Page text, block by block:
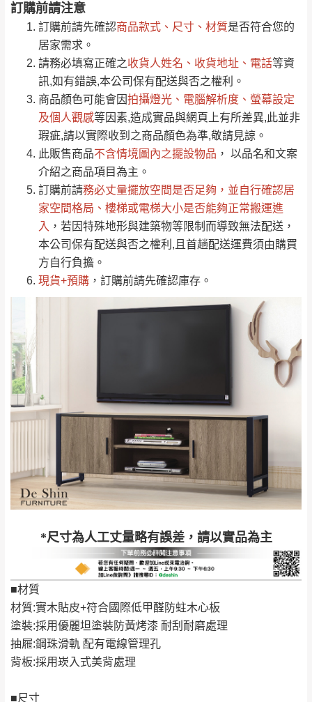
訂購前請注意
訂購前請先確認商品款式、尺寸、材質是否符合您的
居家需求。
請務必填寫正確之收貨人姓名、收貨地址、電話等資
訊,如有錯誤,本公司保有配送與否之權利。
商品顏色可能會因拍攝燈光、電腦解析度、螢幕設定
及個人觀感等因素,造成實品與網頁上有所差異,此並非
瑕疵,請以實際收到之商品顏色為準,敬請見諒。
此販售商品不含情境圖內之擺設物品 ， 以品名和文案
介紹之商品項目為主。
訂購前請務必丈量擺放空間是否足夠 ，並自行確認居
家空間格局、 樓梯或電梯大小是否能夠正常搬運進
入 ，若因特殊地形與建築物等限制而導致無法配送，
本公司保有配送與否之權利,且首趟配送運費須由購買
方自行負擔。
現貨+預購 ，訂購前請先確認庫存。
*尺寸為人工丈量略有誤差，請以實品為主
■材質
材質:實木貼皮+符合國際低甲醛防蛀木心板
塗裝:採用優麗坦塗裝防黃烤漆 耐刮耐磨處理
抽屜:鋼珠滑軌 配有電線管理孔
背板:採用崁入式美背處理
■尺寸
運 費 說 明
運送地區 運送費用
偏遠地區
（請先線上詢問 LINE
→@dershin ）
桃園
免 運
費
＊A108產品另收運費
復興鄉
新竹
峨眉鄉、五峰鄉、
橫山、北埔鄉、尖
石鄉、寶山鄉山
區、新埔山區、芎
無
新北
雙溪、貢寮、烏
來、平溪、九份、
石門、林口 下福
里、新店山區、三
峽山區、石碇、坪
林、福隆、淡水山
區、北投湖山路、
深坑山區
基隆
$ 9,000以上：免
$ 9,000以下：
NT$500元
＊A108產品另收運費
基隆山區
苗栗
運費
$ 9,000以下：
NT$500元
＊A108產品另收運費
卓蘭鎮、三灣、通
霄山區、西湖、泰
注意事項：
由於品項繁多，網頁無法及時更新，如有需
要購買商品，請於出發前來電或到「官方
Line客服」來信確認商品是否有「現貨」與
「金額」。
若商品價格或庫存有異常，商家有權取消訂
單。部分網路商品恕無法更改原設計或客製，敬請
見諒！
接單後二日內(不含例假日)，我們客服會與您
電話聯絡或E-Mail通知確認訂單。
（線上客
服 LINE → @dershin）
下單前先詢問是否現貨 ，若未詢問下單後無
現貨我們客服會再來電或E-Mail與您聯絡
（洽詢方式請搜尋 Line ID →
地區恕無法提供運送 (詳見運送規章)。
配送範圍：
地型限制(山區、鄉、鎮、村)、樓梯太小、無
法搬運上樓等因素，導致無法配送，本公司
保有出貨的權利。
保護物流人員的工作安全，賣家無提供吊掛
服務，若需以吊車或其他的吊掛方式吊運，
費用將由買方自行支付。
因大型傢俱有組裝、配送的問題，並非一般
機當天到貨前皆會再與您通知，讓你不用整
天在家等貨，以節省您的寶貴時間。
由於百貨公司配送較為不易，故暫無法配送
至百貨公司內部。
發票寄送：
若您選擇三聯式或索取兩聯式發票，發票將於商品
工作天內送達，如遇國定假日將順延寄送。
0/5 (0)筆
全部 依評論高至低排列
依評論低至高排列 只顯示附上圖片
只顯示附上評論